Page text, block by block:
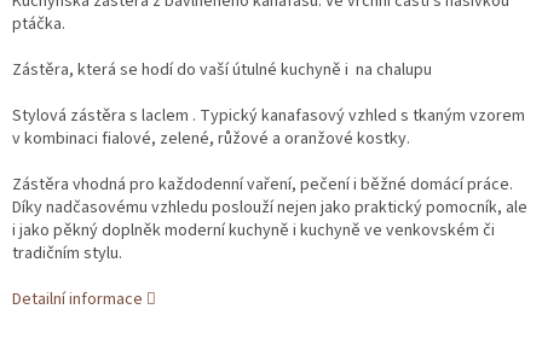
ptáčka.
Zástěra, která se hodí do vaší útulné kuchyně i na chalupu
Stylová zástěra s laclem . Typický kanafasový vzhled s tkaným vzorem
v kombinaci fialové, zelené, růžové a oranžové kostky.
Zástěra vhodná pro každodenní vaření, pečení i běžné domácí práce.
Díky nadčasovému vzhledu poslouží nejen jako praktický pomocník, ale
i jako pěkný doplněk moderní kuchyně i kuchyně ve venkovském či
tradičním stylu.
Detailní informace